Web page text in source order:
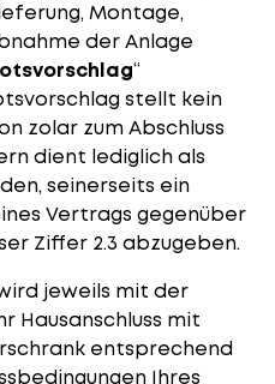
Montage,
der Anlage
“
stellt kein
zolar zum Abschluss
dient lediglich als
seinerseits ein
Vertrags gegenüber
Ziffer 2.3 abzugeben.
jeweils mit der
Hausanschluss mit
entsprechend
Ihres